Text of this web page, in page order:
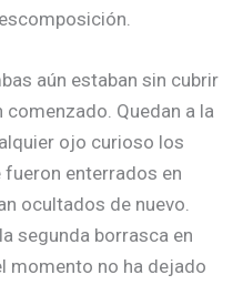
aún estaban sin cubrir
comenzado. Quedan a la
ojo curioso los
enterrados en
ocultados de nuevo.
segunda borrasca en
momento no ha dejado